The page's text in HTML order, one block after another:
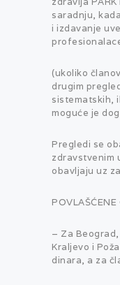
saradnju,
i izdavanje
(ukoliko
drugim
sistematskih,
moguće je
Pregledi se
zdravstvenim
obavljaju uz
– Za
Kraljevo i
dinara, a za